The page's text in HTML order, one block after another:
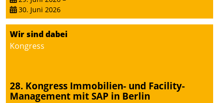
30. Juni 2026
Wir sind dabei
Kongress
28. Kongress Immobilien- und Facility-
Management mit SAP in Berlin